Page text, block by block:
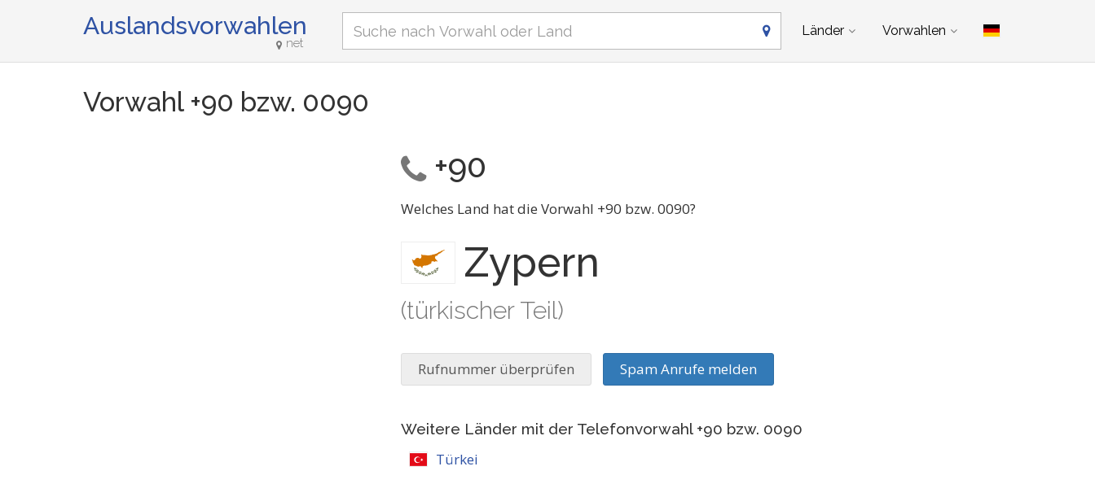
Auslandsvorwahlen
net
Länder Vorwahlen
Vorwahl +90 bzw. 0090
+90
Welches Land hat die Vorwahl +90 bzw. 0090?
Zypern
(türkischer Teil)
Rufnummer überprüfen Spam Anrufe melden
Weitere Länder mit der Telefonvorwahl +90 bzw. 0090
Türkei